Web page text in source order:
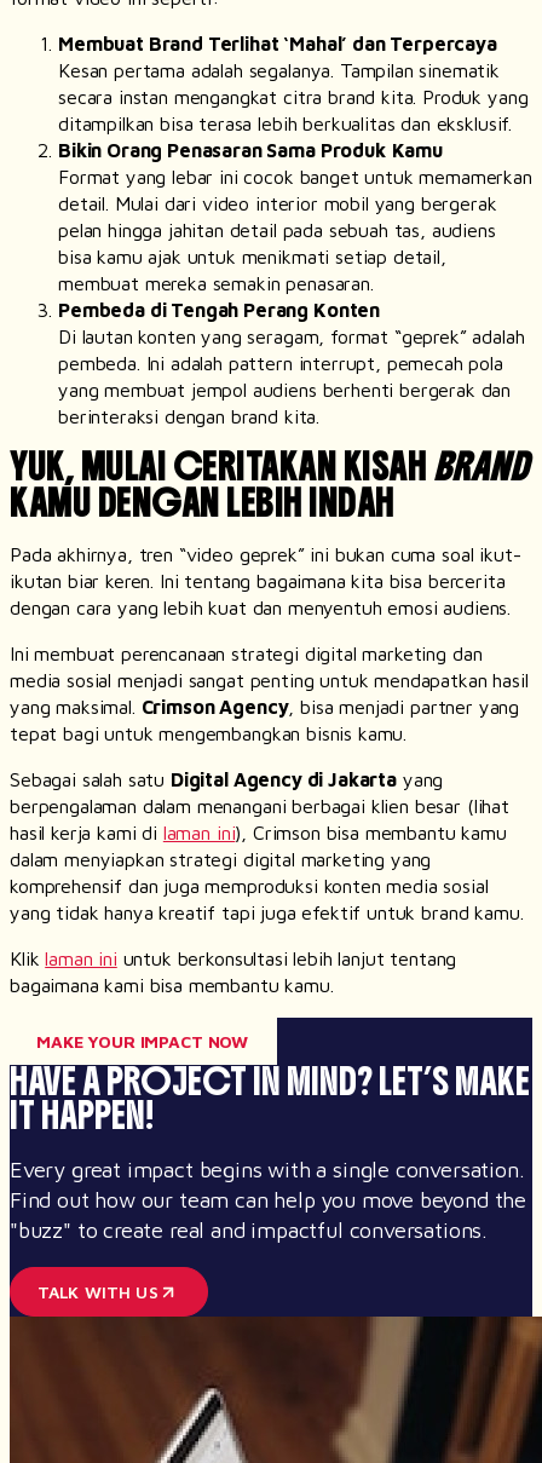
Membuat Brand Terlihat ‘Mahal’ dan Terpercaya
Kesan pertama adalah segalanya. Tampilan sinematik
secara instan mengangkat citrabrand kita. Produk yang
ditampilkan bisa terasa lebih berkualitas dan eksklusif.
Bikin Orang Penasaran Sama Produk Kamu
Format yang lebar ini cocok banget untuk memamerkan
detail. Mulai dari video interior mobil yang bergerak
pelan hingga jahitan detail pada sebuah tas, audiens
bisa kamu ajak untuk menikmati setiap detail,
membuat mereka semakin penasaran.
Pembeda di Tengah Perang Konten
Di lautan konten yang seragam, format “geprek” adalah
pembeda. Ini adalah pattern interrupt , pemecah pola
yang membuat jempol audiens berhenti bergerak dan
berinteraksi dengan brand kita.
YUK, MULAI CERITAKAN KISAHBRAND
KAMU DENGAN LEBIH INDAH
Pada akhirnya, tren “video geprek” ini bukan cuma soal ikut-
ikutan biar keren. Ini tentang bagaimana kita bisa bercerita
dengan cara yang lebih kuat dan menyentuh emosi audiens.
Ini membuat perencanaan strategi digital marketing dan
media sosial menjadi sangat penting untuk mendapatkan hasil
yang maksimal. Crimson Agency, bisa menjadi partner yang
tepat bagi untuk mengembangkan bisnis kamu.
Sebagai salah satu Digital Agencydi Jakartayang
berpengalaman dalam menangani berbagai klien besar (lihat
hasil kerja kami di laman ini), Crimson bisa membantu kamu
dalam menyiapkan strategi digital marketing yang
komprehensif dan juga memproduksi konten media sosial
yang tidak hanya kreatif tapi juga efektif untuk brand kamu.
Kliklaman ini untuk berkonsultasi lebih lanjut tentang
bagaimana kami bisa membantu kamu.
MAKE YOUR IMPACT NOW
HAVE A PROJECT IN MIND?LET’S MAKE
IT HAPPEN!
Every great impact begins with a single conversation.
Find out how our team can help you move beyond the
"buzz" to create real and impactful conversations.
TALK WITH US